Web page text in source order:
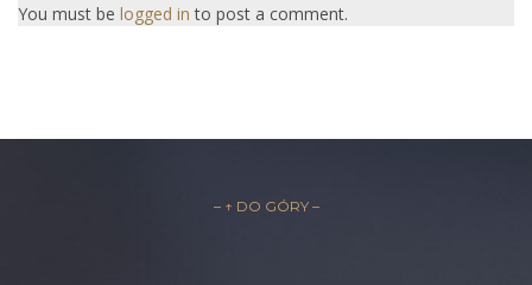
You must be logged in to post a comment.
– ↑ DO GÓRY –